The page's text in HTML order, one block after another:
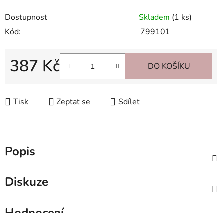
Dostupnost Skladem (1 ks)
Kód:
799101
387 Kč DO KOŠÍKU
Tisk Zeptat se Sdílet
Popis
Diskuze